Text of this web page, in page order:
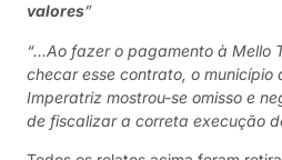
valores”
“…Ao fazer o pagamento à Mello
checar esse contrato, o município
Imperatriz mostrou-se omisso e
de fiscalizar a correta execução